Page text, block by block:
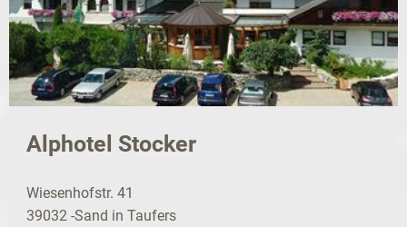
Alphotel Stocker
Wiesenhofstr. 41
39032 -Sand in Taufers